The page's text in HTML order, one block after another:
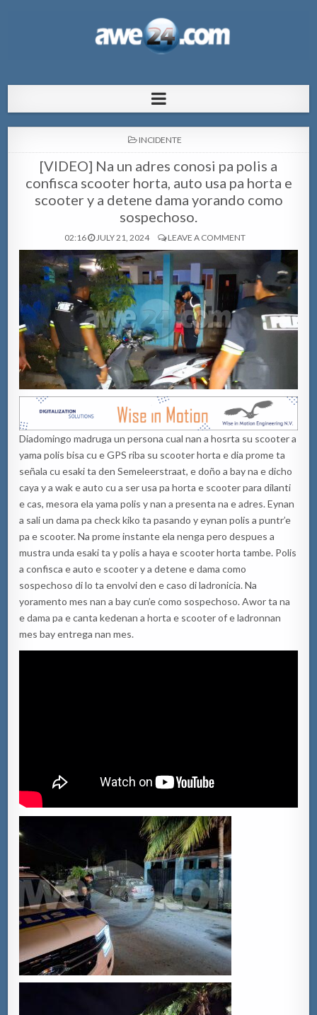
pa Aruba
POSTED
INCIDENTE
[VIDEO] Na un adres conosi pa polis a
confisca scooter horta, auto usa pa horta e
scooter y a detene dama yorando como
sospechoso.
02:16 JULY 21, 2024 LEAVE A COMMENT
Diadomingo madruga un persona cual nan a hosrta su scooter a
yama polis bisa cu e GPS riba su scooter horta e dia prome ta
señala cu esaki ta den Semeleerstraat, e doño a bay na e dicho
caya y a wak e auto cu a ser usa pa horta e scooter para dilanti
e cas, mesora ela yama polis y nan a presenta na e adres. Eynan
a sali un dama pa check kiko ta pasando y eynan polis a puntr’e
pa e scooter. Na prome instante ela nenga pero despues a
mustra unda esaki ta y polis a haya e scooter horta tambe. Polis
a confisca e auto e scooter y a detene e dama como
sospechoso di lo ta envolvi den e caso di ladronicia. Na
yoramento mes nan a bay cun’e como sospechoso. Awor ta na
e dama pa e canta kedenan a horta e scooter of e ladronnan
mes bay entrega nan mes.